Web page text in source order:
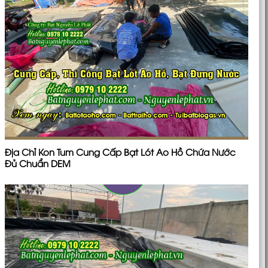
Địa Chỉ Kon Tum Cung Cấp Bạt Lót Ao Hồ Chứa Nước
Đủ Chuẩn DEM